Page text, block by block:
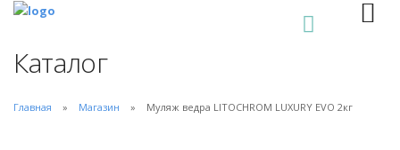
Каталог
Главная Магазин Муляж ведра LITOCHROM LUXURY EVO 2кг